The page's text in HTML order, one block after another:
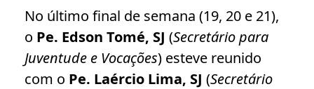
No último final de semana (19, 20 e 21),
o Pe. Edson Tomé, SJ (Secretário para
Juventude e Vocações) esteve reunido
com o Pe. Laércio Lima, SJ (Secretário